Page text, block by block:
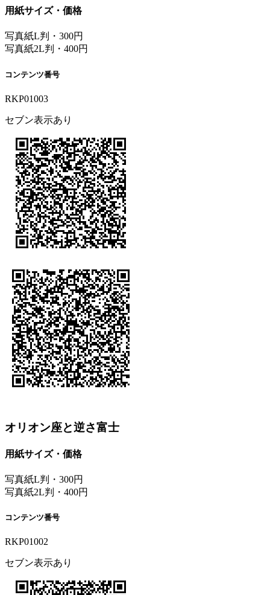
用紙サイズ・価格
写真紙L判・300円
写真紙2L判・400円
コンテンツ番号
RKP01003
セブン表示あり
オリオン座と逆さ富士
用紙サイズ・価格
写真紙L判・300円
写真紙2L判・400円
コンテンツ番号
RKP01002
セブン表示あり